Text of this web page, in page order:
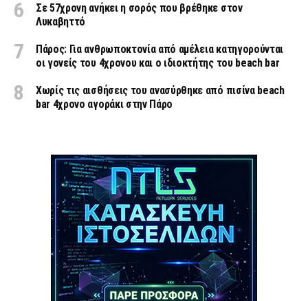
Σε 57χρονη ανήκει η σορός που βρέθηκε στον
Λυκαβηττό
Πάρος: Για ανθρωποκτονία από αμέλεια κατηγορούνται
οι γονείς του 4χρονου και ο ιδιοκτήτης του beach bar
Χωρίς τις αισθήσεις του ανασύρθηκε από πισίνα beach
bar 4χρονο αγοράκι στην Πάρο